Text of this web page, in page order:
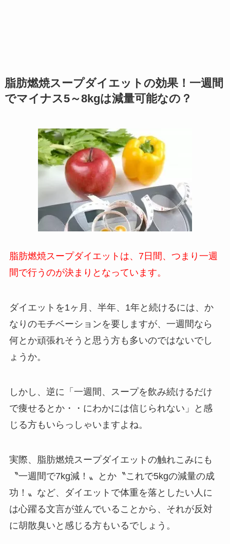
脂肪燃焼スープダイエットの効果！一週間
でマイナス5～8kgは減量可能なの？
脂肪燃焼スープダイエットは、7日間、つまり一週
間で行うのが決まりとなっています。
ダイエットを1ヶ月、半年、1年と続けるには、か
なりのモチベーションを要しますが、一週間なら
何とか頑張れそうと思う方も多いのではないでし
ょうか。
しかし、逆に「一週間、スープを飲み続けるだけ
で痩せるとか・・にわかには信じられない」と感
じる方もいらっしゃいますよね。
実際、脂肪燃焼スープダイエットの触れこみにも
〝一週間で7kg減！〟とか〝これで5kgの減量の成
功！〟など、ダイエットで体重を落としたい人に
は心躍る文言が並んでいることから、それが反対
に胡散臭いと感じる方もいるでしょう。